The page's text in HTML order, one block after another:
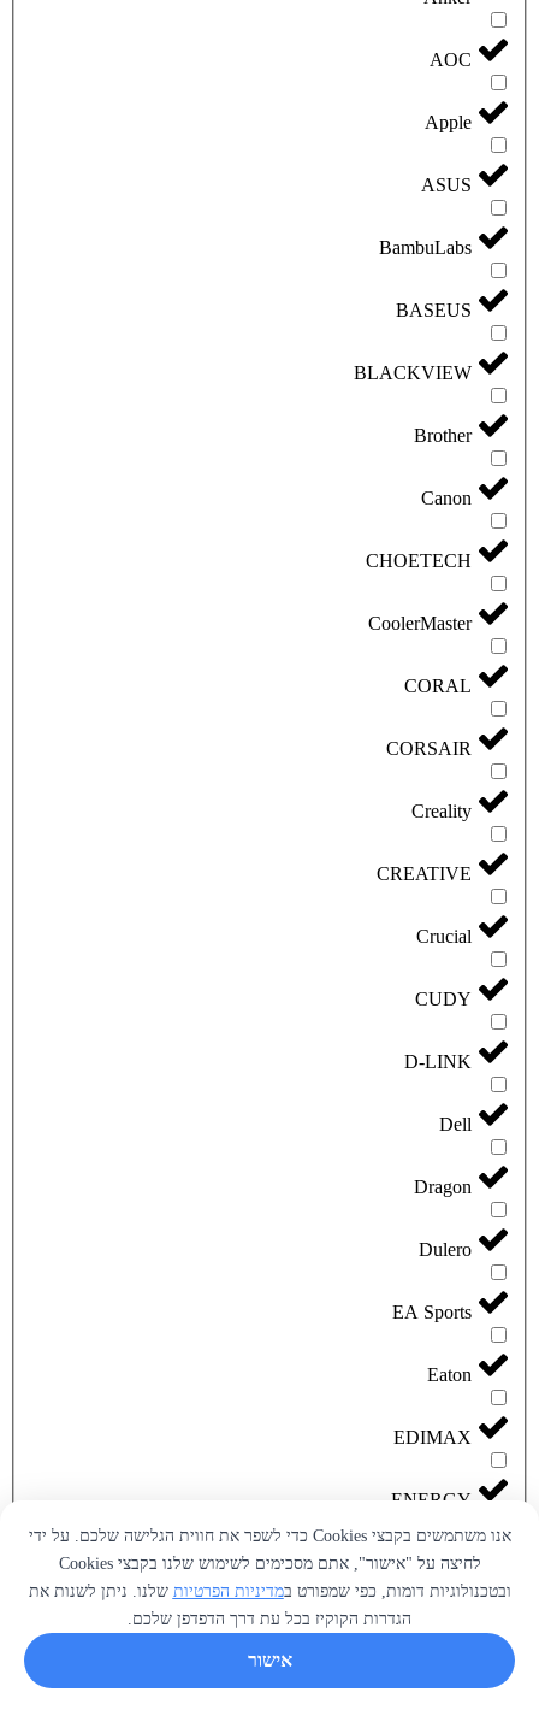
AOC
Apple
ASUS
BambuLabs
BASEUS
BLACKVIEW
Brother
Canon
CHOETECH
CoolerMaster
CORAL
CORSAIR
Creality
CREATIVE
Crucial
CUDY
D-LINK
Dell
Dragon
Dulero
EA Sports
Eaton
EDIMAX
ENERGY
ESun
Flashforge
Garmin
אנו משתמשים בקבצי Cookies כדי לשפר את חווית הגלישה שלכם. על ידי
לחיצה על "אישור", אתם מסכימים לשימוש שלנו בקבצי Cookies
ובטכנולוגיות דומות, כפי שמפורט במדיניות הפרטיות שלנו. ניתן לשנות את
הגדרות הקוקיז בכל עת דרך הדפדפן שלכם.
אישור